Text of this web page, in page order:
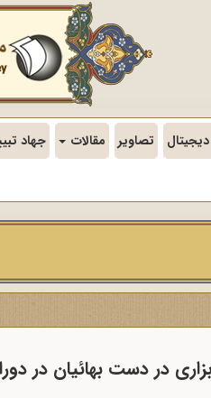
تصاویر مقالات جهاد
در دست بهائیان در